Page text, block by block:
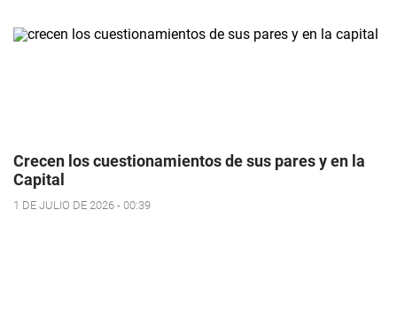
Crecen los cuestionamientos de sus pares y en la
Capital
1 DE JULIO DE 2026 - 00:39